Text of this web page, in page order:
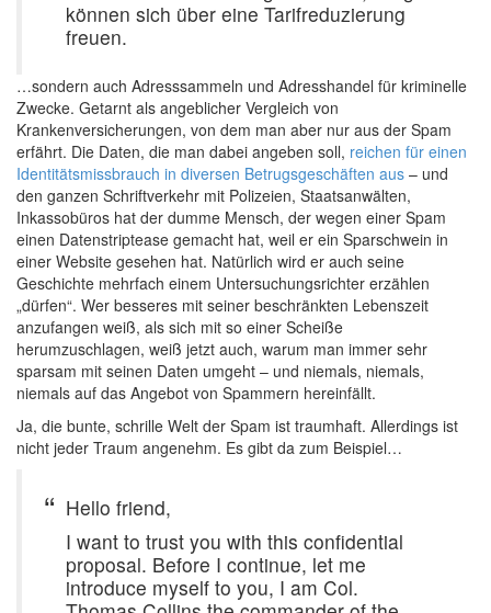
können sich über eine Tarifreduzierung
freuen.
…sondern auch Adresssammeln und Adresshandel für kriminelle
Zwecke. Getarnt als angeblicher Vergleich von
Krankenversicherungen, von dem man aber nur aus der Spam
erfährt. Die Daten, die man dabei angeben soll, reichen für einen
Identitätsmissbrauch in diversen Betrugsgeschäften aus – und
den ganzen Schriftverkehr mit Polizeien, Staatsanwälten,
Inkassobüros hat der dumme Mensch, der wegen einer Spam
einen Datenstriptease gemacht hat, weil er ein Sparschwein in
einer Website gesehen hat. Natürlich wird er auch seine
Geschichte mehrfach einem Untersuchungsrichter erzählen
„dürfen“. Wer besseres mit seiner beschränkten Lebenszeit
anzufangen weiß, als sich mit so einer Scheiße
herumzuschlagen, weiß jetzt auch, warum man immer sehr
sparsam mit seinen Daten umgeht – und niemals, niemals,
niemals auf das Angebot von Spammern hereinfällt.
Ja, die bunte, schrille Welt der Spam ist traumhaft. Allerdings ist
nicht jeder Traum angenehm. Es gibt da zum Beispiel…
Hello friend,
I want to trust you with this confidential
proposal. Before I continue, let me
introduce myself to you, I am Col.